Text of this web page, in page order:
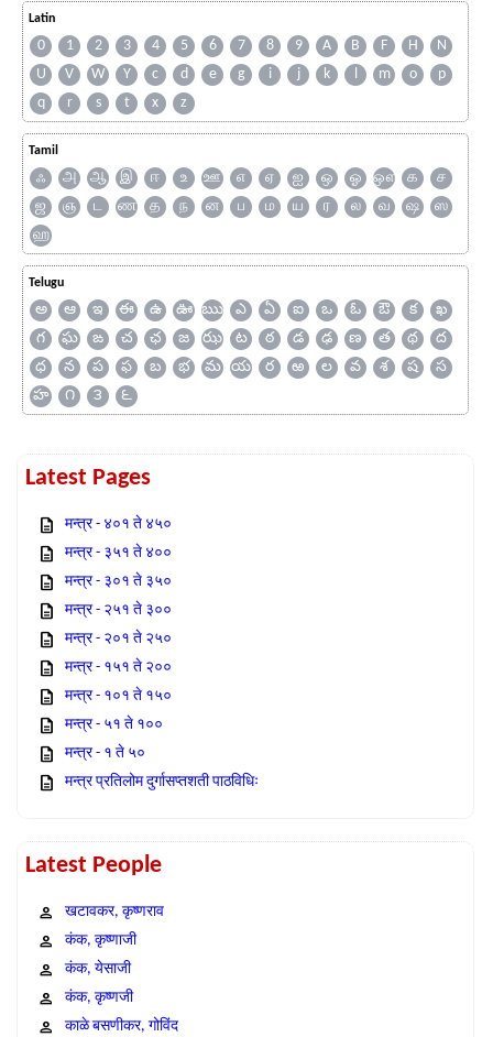
Latin
0 1 2 3 4 5 6 7 8 9 A B F H
N
U
V W Y c d e g i j k l m o
p
q
r s t x z
Tamil
ஃ அ ஆ இ ஈ உ ஊ எ ஏ ஐ ஒ ஓ ஔ க
ச
ஜ
ஞ ட ண த ந ன ப ம ய ர ல வ ஷ
ஸ
ஹ
Telugu
అ ఆ ఇ ఈ ఉ ఊ ఋ ఎ ఏ ఐ ఒ ఓ ఔ క
ఖ
గ
ఘ ఙ చ ఛ జ ఝ ట ఠ డ ఢ ణ త థ
ద
ధ
న ప ఫ బ భ మ య ర ఱ ల వ శ ష
స
హ
౧ ౩ ౬
Latest Pages
मन्त्र - ४०१ ते ४५०
मन्त्र - ३५१ ते ४००
मन्त्र - ३०१ ते ३५०
मन्त्र - २५१ ते ३००
मन्त्र - २०१ ते २५०
मन्त्र - १५१ ते २००
मन्त्र - १०१ ते १५०
मन्त्र - ५१ ते १००
मन्त्र - १ ते ५०
मन्त्र प्रतिलोम दुर्गासप्तशती पाठविधिः
Latest People
खटावकर, कृष्णराव
कंक, कृष्णाजी
कंक, येसाजी
कंक, कृष्णजी
काळे बसणीकर, गोविंद